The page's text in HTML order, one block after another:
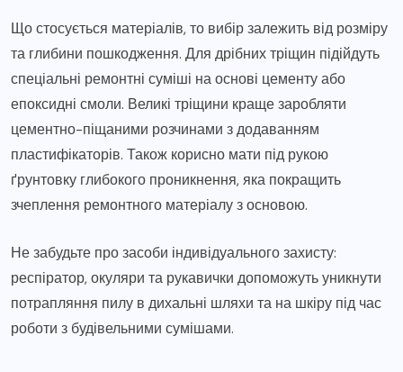
Що стосується матеріалів, то вибір залежить від розміру
та глибини пошкодження. Для дрібних тріщин підійдуть
спеціальні ремонтні суміші на основі цементу або
епоксидні смоли. Великі тріщини краще заробляти
цементно-піщаними розчинами з додаванням
пластифікаторів. Також корисно мати під рукою
ґрунтовку глибокого проникнення, яка покращить
зчеплення ремонтного матеріалу з основою.
Не забудьте про засоби індивідуального захисту:
респіратор, окуляри та рукавички допоможуть уникнути
потрапляння пилу в дихальні шляхи та на шкіру під час
роботи з будівельними сумішами.